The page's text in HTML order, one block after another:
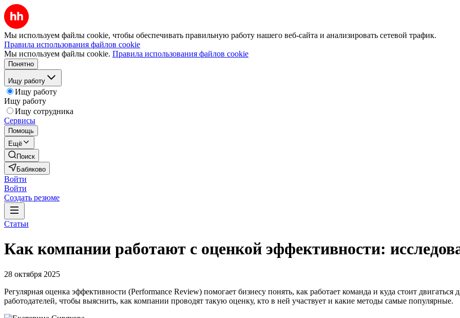
Мы используем файлы cookie, чтобы обеспечивать правильную работу нашего веб-сайта и анализировать сетевой трафик.
Правила использования файлов cookie
Мы используем файлы cookie. Правила использования файлов cookie
Понятно
Ищу работу
Ищу работу
Ищу работу
Ищу сотрудника
Сервисы
Помощь
Ещё
Поиск
Бабяково
Войти
Войти
Создать резюме
Статьи
Как компании работают с оценкой эффективности:
28 октября 2025
Регулярная оценка эффективности (Performance Review) помогает бизнесу понять, как работает команда и куда стоит
работодателей, чтобы выяснить, как компании проводят такую оценку, кто в ней участвует и какие методы самые популярные.